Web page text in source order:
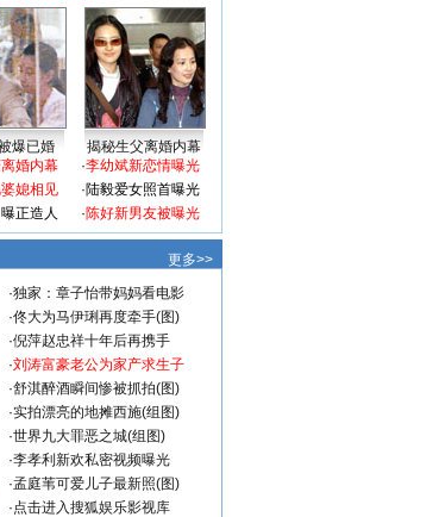
爆已婚
揭秘生父离婚内幕
婚内幕
媳相见
正造人
·李幼斌新恋情曝光
·陆毅爱女照首曝光
·陈好新男友被曝光
更多>>
·独家：章子怡带妈妈看电影
·佟大为马伊琍再度牵手(图)
·倪萍赵忠祥十年后再携手
·刘涛富豪老公为家产求生子
·舒淇醉酒瞬间惨被抓拍(图)
·实拍漂亮的地摊西施(组图)
·世界九大罪恶之城(组图)
·李孝利新欢私密视频曝光
·孟庭苇可爱儿子最新照(图)
·点击进入搜狐娱乐影视库